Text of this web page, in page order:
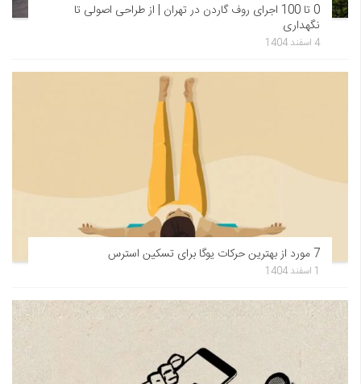
0 تا 100 اجرای روف گاردن در تهران | از طراحی اصولی تا
نگهداری
4 اسفند 1404
7 مورد از بهترین حرکات یوگا برای تسکین استرس
1 اسفند 1404